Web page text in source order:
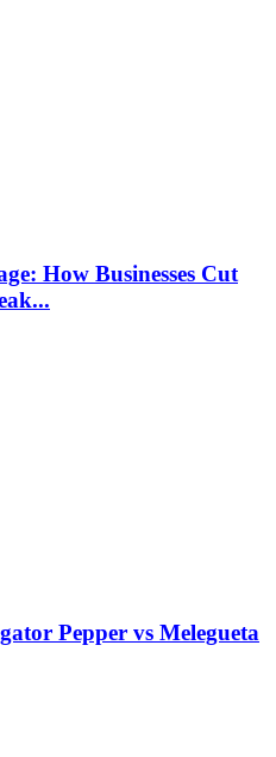
How Businesses Cut
Pepper vs Melegueta